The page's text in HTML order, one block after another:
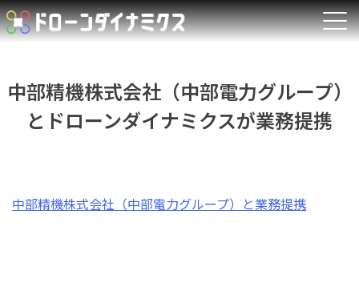
Skip
to
中部精機株式会社（中部電力グループ）
とドローンダイナミクスが業務提携
中部精機株式会社（中部電力グループ）と業務提携